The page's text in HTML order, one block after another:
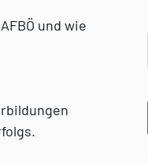
und wie